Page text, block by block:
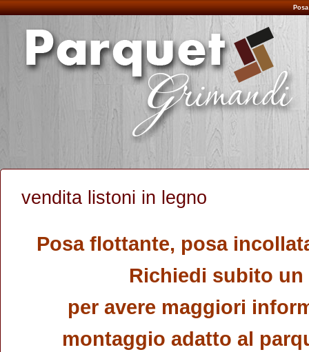
vendita listoni in legno
Posa flottante, posa
Richiedi subito
per avere maggiori
montaggio adatto al